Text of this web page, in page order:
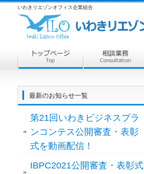
いわきリエゾンオフィス企業組合
最新のお知らせ一覧
第21回いわきビジネスプラ
ンコンテス公開審査・表彰
式を動画配信！
IBPC2021公開審査・表彰式